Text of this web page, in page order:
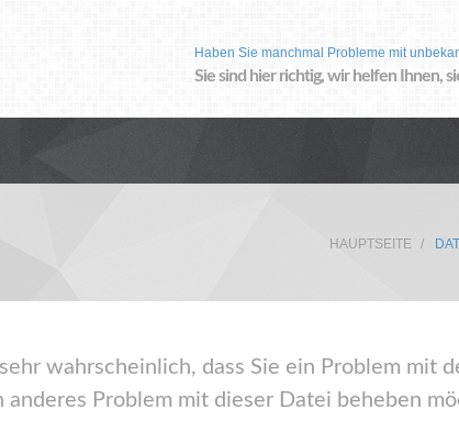
Haben Sie manchmal Probleme mit
Sie sind hier richtig, wir helfen Ihnen,
HAUPTSEITE
wahrscheinlich, dass Sie ein Problem mit
Problem mit dieser Datei beheben